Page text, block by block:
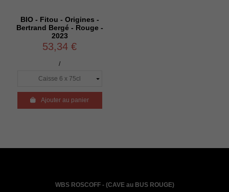
BIO - Fitou - Origines -
Bertrand Bergé - Rouge -
2023
53,34 €
/
Ajouter au panier
WBS ROSCOFF - (CAVE au BUS ROUGE)